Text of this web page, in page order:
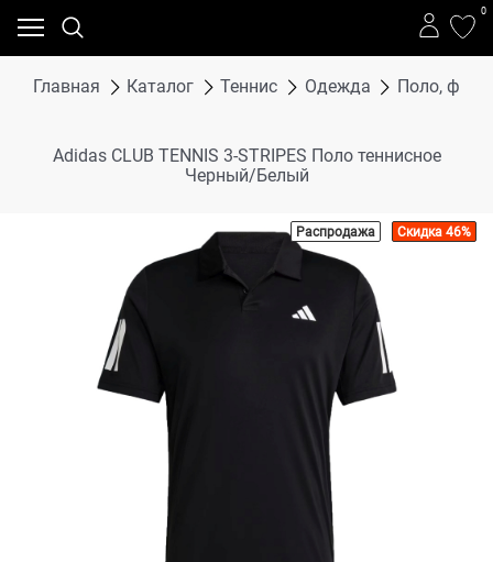
0
Главная Каталог Теннис Одежда Поло,
Adidas CLUB TENNIS 3-STRIPES Поло теннисное
Черный/Белый
Распродажа Скидка 46%